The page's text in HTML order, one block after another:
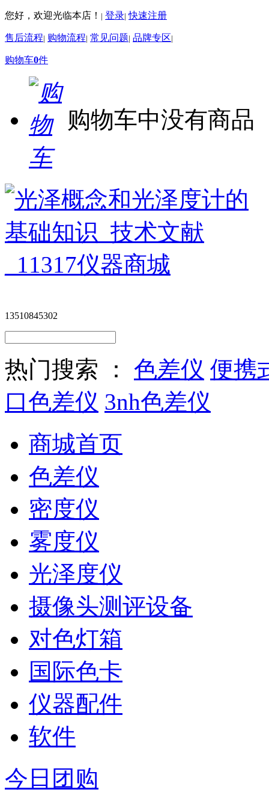
您好，欢迎光临本店！ | 登录| 快速注册
售后流程| 购物流程| 常见问题| 品牌专区|
购物车0件
购物车中没有商品
13510845302
热门搜索 ： 色差仪 便携
口色差仪 3nh色差仪
商城首页
色差仪
密度仪
雾度仪
光泽度仪
摄像头测评设备
对色灯箱
国际色卡
仪器配件
软件
今日团购